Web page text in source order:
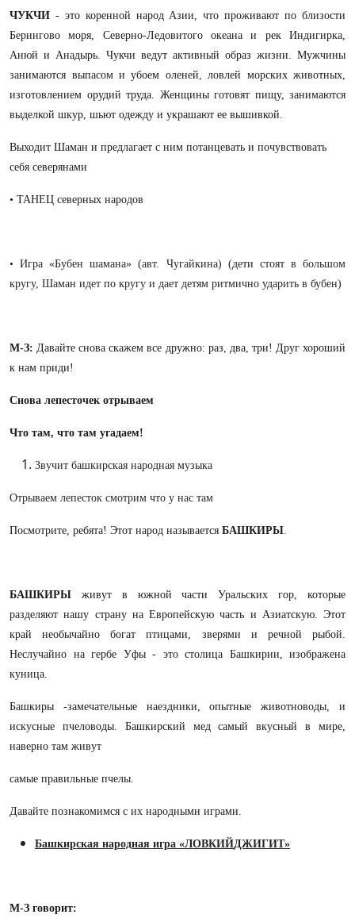
ЧУКЧИ - это коренной народ Азии, что проживают по близости
Берингово моря, Северно-Ледовитого океана и рек Индигирка,
Анюй и Анадырь. Чукчи ведут активный образ жизни. Мужчины
занимаются выпасом и убоем оленей, ловлей морских животных,
изготовлением орудий труда. Женщины готовят пищу, занимаются
выделкой шкур, шьют одежду и украшают ее вышивкой.
Выходит Шаман и предлагает с ним потанцевать и почувствовать
себя северянами
• ТАНЕЦ северных народов
• Игра «Бубен шамана» (авт. Чугайкина) (дети стоят в большом
кругу, Шаман идет по кругу и дает детям ритмично ударить в бубен)
М-З:Давайте снова скажем все дружно: раз, два, три! Друг хороший
к нам приди!
Снова лепесточек отрываем
Что там, что там угадаем!
Звучит башкирская народная музыка
Отрываем лепесток смотрим что у нас там
Посмотрите, ребята! Этот народ называетсяБАШКИРЫ.
БАШКИРЫ живут в южной части Уральских гор, которые
разделяют нашу страну на Европейскую часть и Азиатскую. Этот
край необычайно богат птицами, зверями и речной рыбой.
Неслучайно на гербе Уфы - это столица Башкирии, изображена
куница.
Башкиры -замечательные наездники, опытные животноводы, и
искусные пчеловоды. Башкирский мед самый вкусный в мире,
наверно там живут
самые правильные пчелы.
Давайте познакомимся с их народными играми.
Башкирская народная игра «ЛОВКИЙДЖИГИТ»
М-З говорит: